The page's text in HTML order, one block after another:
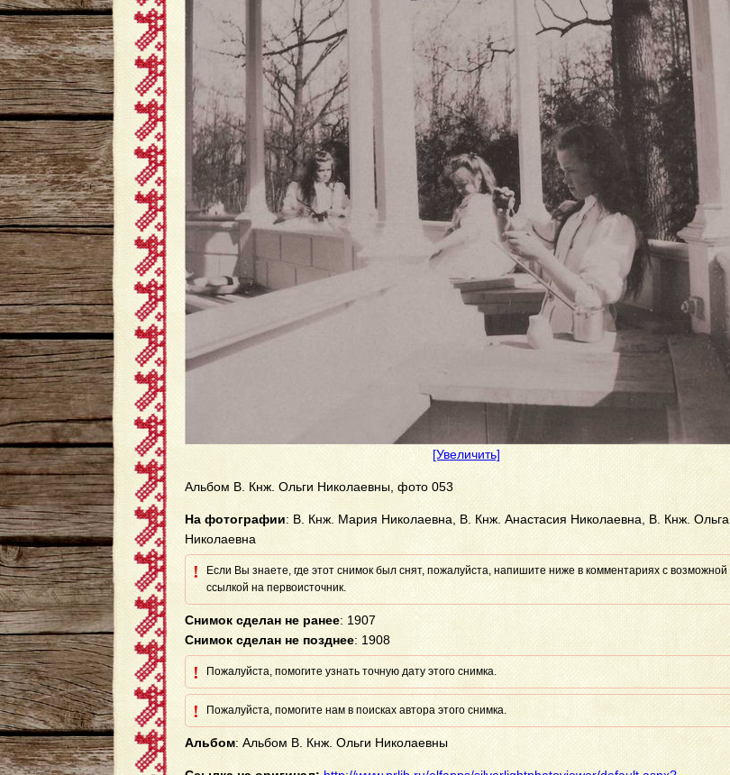
[Увеличить]
Альбом В. Кнж. Ольги Николаевны, фото 053
На фотографии: В. Кнж. Мария Николаевна, В. Кнж. Анастасия Николаевна, В. Кнж. Ольга
Николаевна
!
Если Вы знаете, где этот снимок был снят, пожалуйста, напишите ниже в комментариях с возможной
ссылкой на первоисточник.
Снимок сделан не ранее: 1907
Снимок сделан не позднее: 1908
! Пожалуйста, помогите узнать точную дату этого снимка.
! Пожалуйста, помогите нам в поисках автора этого снимка.
Альбом: Альбом В. Кнж. Ольги Николаевны